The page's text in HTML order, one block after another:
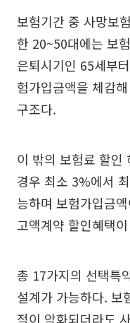
보험기간 중 사망보
한 20~50대에는 보
은퇴시기인 65세부
험가입금액을 체감
구조다.
이 밖의 보험료 할인
경우 최소 3%에서
능하며 보험가입금
고액계약 할인혜택
총 17가지의 선택특
설계가 가능하다. 보
적이 악화되더라도